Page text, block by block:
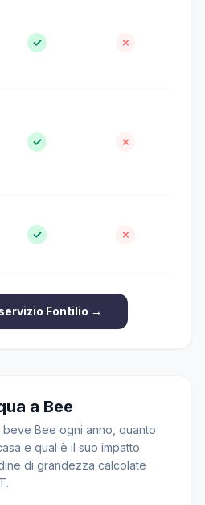
✓ ✗
✓ ✗
✓ ✗
Fontilio →
a Bee
beve Bee ogni anno, quanto
e qual è il suo impatto
di grandezza calcolate